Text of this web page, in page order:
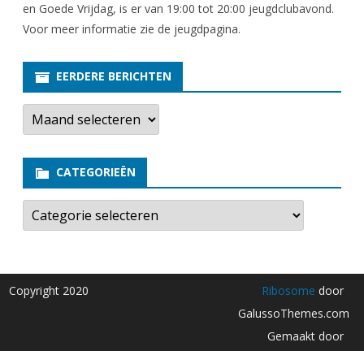
en Goede Vrijdag, is er van 19:00 tot 20:00 jeugdclubavond.
Voor meer informatie zie de jeugdpagina.
EERDERE BERICHTEN
E
r
e
e
b
r
t
e
CATEGORIEËN
C
t
o
r
i
Copyright 2020 Ribosome door
GalussoThemes.com
Gemaakt door